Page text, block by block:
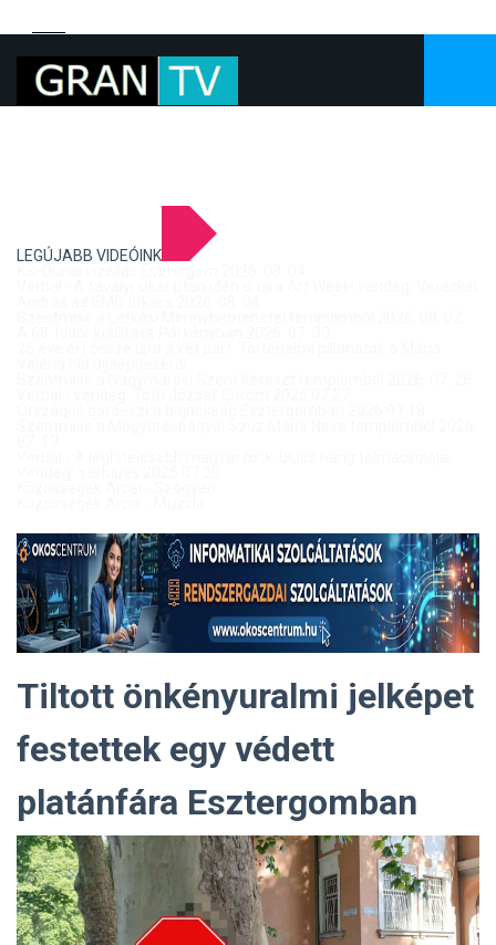
LEGÚJABB VIDEÓINK
Tiltott önkényuralmi jelképet
festettek egy védett
platánfára Esztergomban